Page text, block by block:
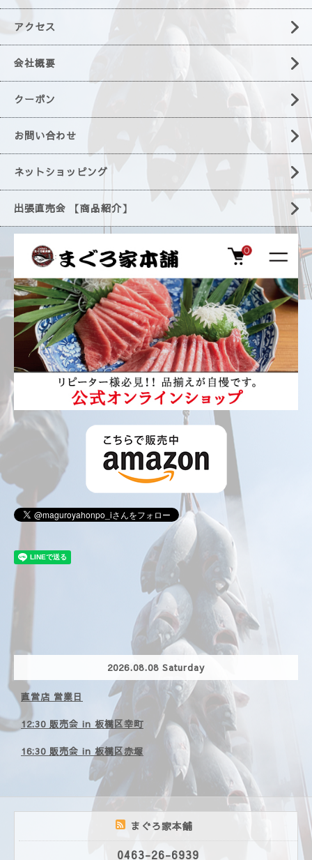
アクセス
会社概要
クーポン
お問い合わせ
ネットショッピング
出張直売会 【商品紹介】
2026.08.08 Saturday
直営店 営業日
12:30 販売会 in 板橋区幸町
16:30 販売会 in 板橋区赤塚
まぐろ家本舗
0463-26-6939